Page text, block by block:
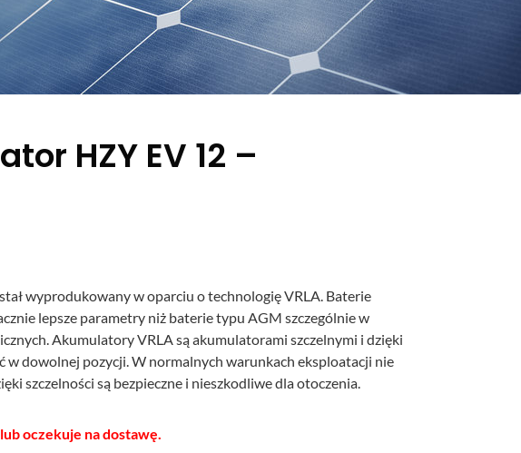
HZY EV 12 –
wyprodukowany w oparciu o technologię VRLA. Baterie
lepsze parametry niż baterie typu AGM szczególnie w
Akumulatory VRLA są akumulatorami szczelnymi i dzięki
w dowolnej pozycji. W normalnych warunkach eksploatacji nie
szczelności są bezpieczne i nieszkodliwe dla otoczenia.
oczekuje na dostawę.